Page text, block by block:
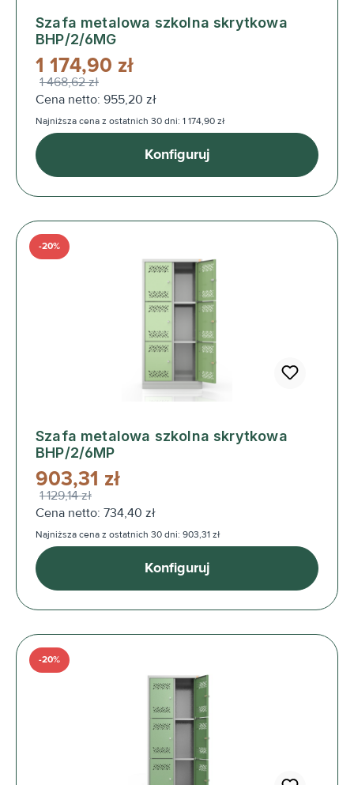
Szafa metalowa szkolna skrytkowa
BHP/2/6MG
1 174,90 zł
1 468,62 zł
Cena netto: 955,20 zł
Najniższa cena z ostatnich 30 dni: 1 174,90 zł
Konfiguruj
Szafa metalowa szkolna skrytkowa
BHP/2/6MP
-20%
903,31 zł
1 129,14 zł
Cena netto: 734,40 zł
Najniższa cena z ostatnich 30 dni: 903,31 zł
Konfiguruj
-20%